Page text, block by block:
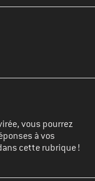
vous pourrez
à vos
cette rubrique !